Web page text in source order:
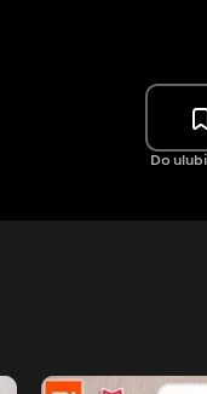
Do